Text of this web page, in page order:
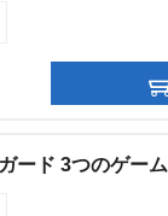
ード 3つのゲーム